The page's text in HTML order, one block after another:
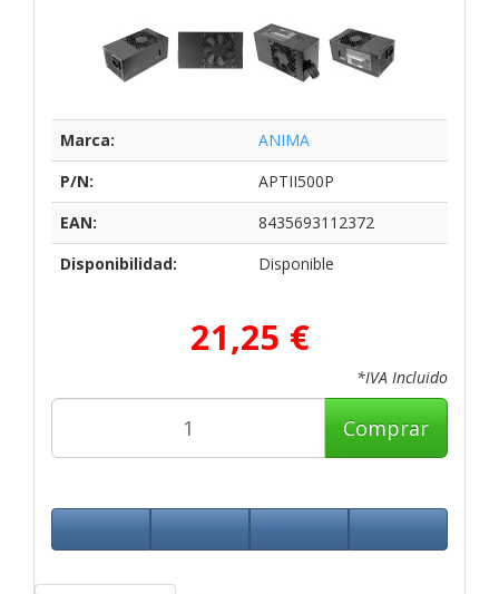
Marca:
ANIMA
P/N:
APTII500P
EAN:
8435693112372
Disponibilidad:
Disponible
21,25 €
*IVA Incluido
Comprar